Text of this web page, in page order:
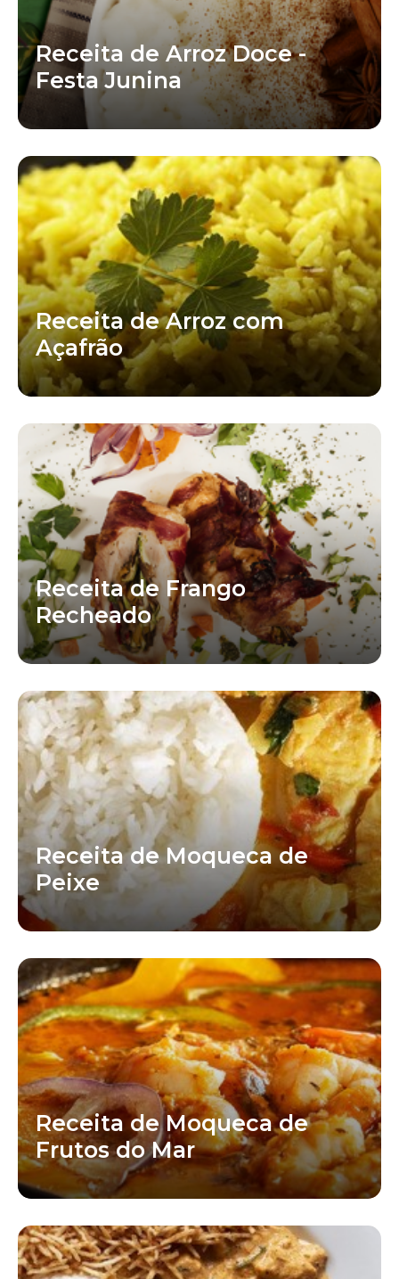
Receita de Arroz Doce -
Festa Junina
Receita de Arroz com
Açafrão
Receita de Frango
Recheado
Receita de Moqueca de
Peixe
Receita de Moqueca de
Frutos do Mar